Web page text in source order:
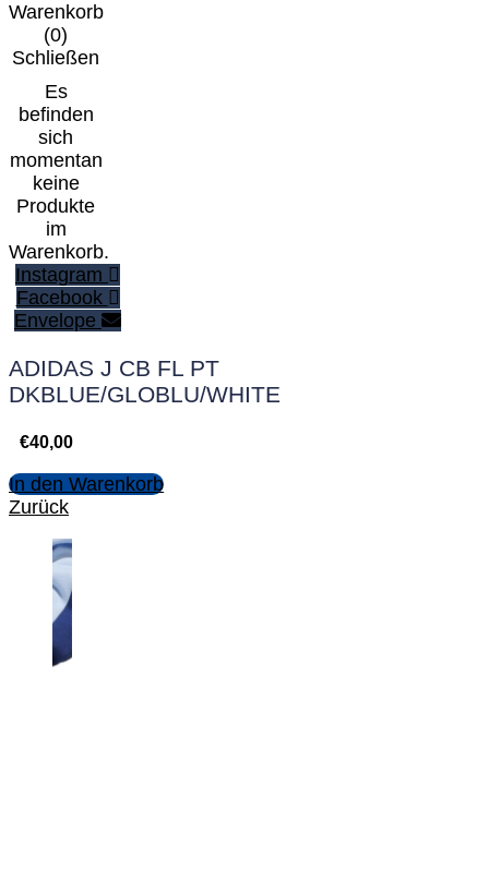
Warenkorb
(0)
Schließen
Es
befinden
sich
momentan
keine
Produkte
im
Warenkorb.
Instagram
Facebook
Envelope
ADIDAS J CB FL PT
DKBLUE/GLOBLU/WHITE
€40,00
In den Warenkorb
Zurück